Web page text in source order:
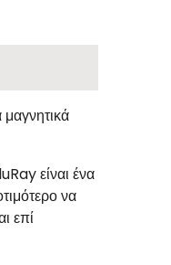
είναι ένα
να
επί